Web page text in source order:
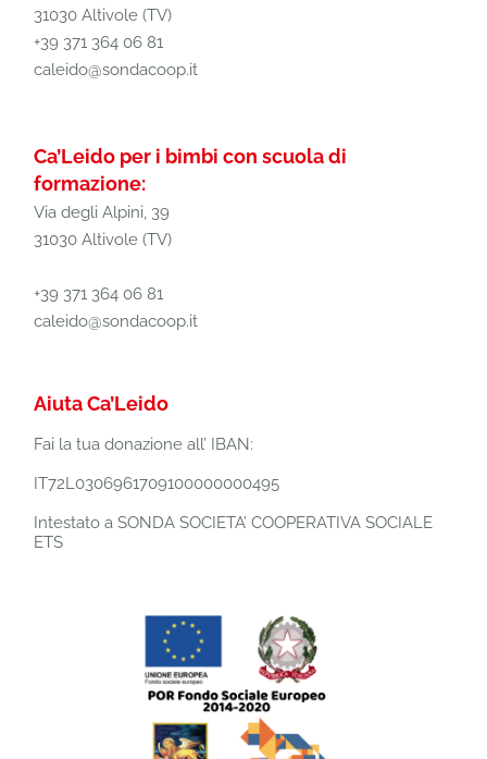
31030 Altivole (TV)
+39 371 364 06 81
caleido@sondacoop.it
Ca’Leido per i bimbi con scuola di
formazione:
Via degli Alpini, 39
31030 Altivole (TV)
+39 371 364 06 81
caleido@sondacoop.it
Aiuta Ca’Leido
Fai la tua donazione all’ IBAN:
IT72L0306961709100000000495
Intestato a SONDA SOCIETA’ COOPERATIVA SOCIALE
ETS